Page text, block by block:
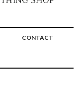
CONTACT